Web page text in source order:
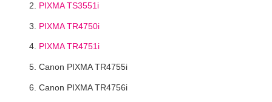
PIXMA TS3551i
PIXMA TR4750i
PIXMA TR4751i
Canon PIXMA TR4755i
Canon PIXMA TR4756i